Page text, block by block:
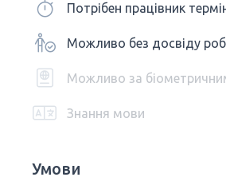
Потрібен працівник
Можливо без досвіду
Можливо за
Знання мови
Умови